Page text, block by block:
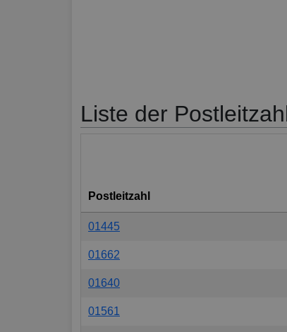
Liste der
Postleitzahl
01445
01662
01640
01561